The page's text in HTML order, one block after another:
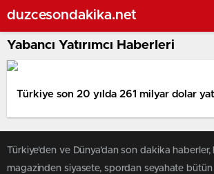
duzcesondakika.net
Yabancı Yatırımcı Haberleri
Türkiye son 20 yılda 261 milyar dolar
Türkiye'den ve Dünya’dan son dakika haberler,
magazinden siyasete, spordan seyahate bütün